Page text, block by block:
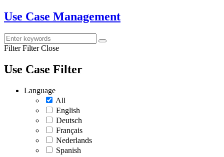
Use Case Management
Filter Filter Close
Use Case Filter
Language
All
English
Deutsch
Français
Nederlands
Spanish